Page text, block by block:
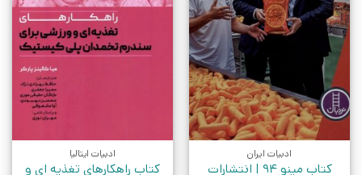
ادبیات ایران
کتاب مینو 94 | انتشارات
ادبیات ایتالیا
کتاب راهکارهای تغذیه ای و